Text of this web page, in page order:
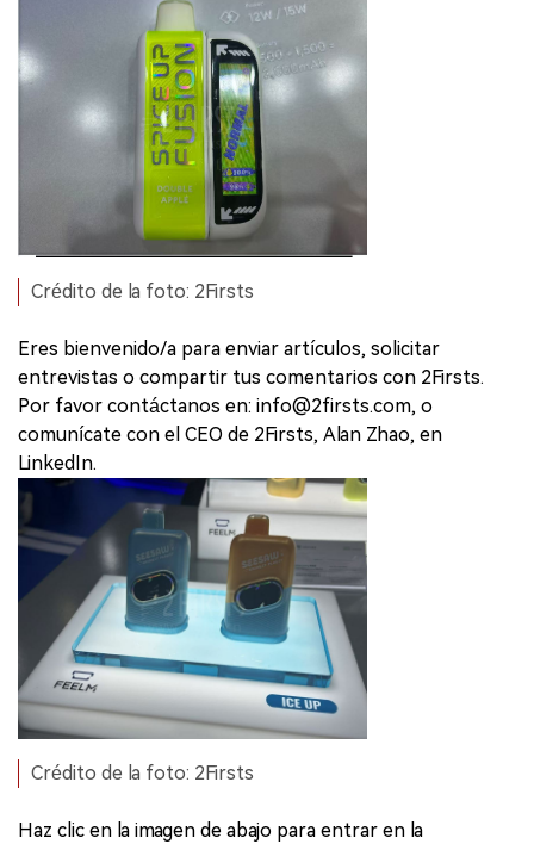
Crédito de la foto: 2Firsts
Eres bienvenido/a para enviar artículos, solicitar
entrevistas o compartir tus comentarios con 2Firsts.
Por favor contáctanos en: info@2firsts.com, o
comunícate con el CEO de 2Firsts, Alan Zhao, en
LinkedIn.
Crédito de la foto: 2Firsts
Haz clic en la imagen de abajo para entrar en la